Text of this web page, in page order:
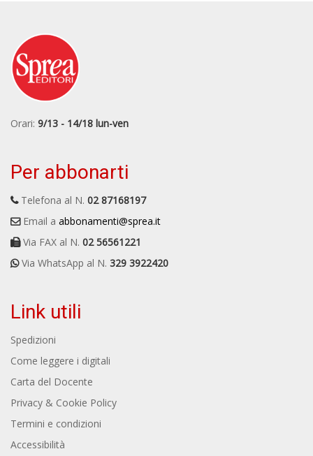
Orari: 9/13 - 14/18 lun-ven
Per abbonarti
Telefona al N. 02 87168197
Email a abbonamenti@sprea.it
Via FAX al N. 02 56561221
Via WhatsApp al N. 329 3922420
Link utili
Spedizioni
Come leggere i digitali
Carta del Docente
Privacy & Cookie Policy
Termini e condizioni
Accessibilità